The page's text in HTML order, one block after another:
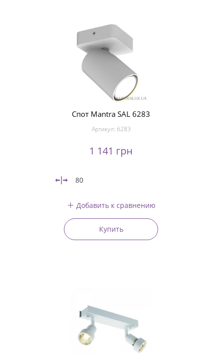
Спот Mantra SAL 6283
Артикул: 6283
1 141 грн
80
Добавить к сравнению
Купить